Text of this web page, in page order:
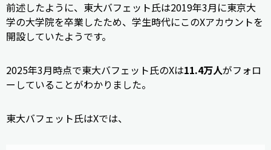
前述したように、東大バフェット氏は2019年3月に東京大
学の大学院を卒業したため、学生時代にこのXアカウントを
開設していたようです。
2025年3月時点で東大バフェット氏のXは11.4万人がフォロ
ーしていることがわかりました。
東大バフェット氏はXでは、